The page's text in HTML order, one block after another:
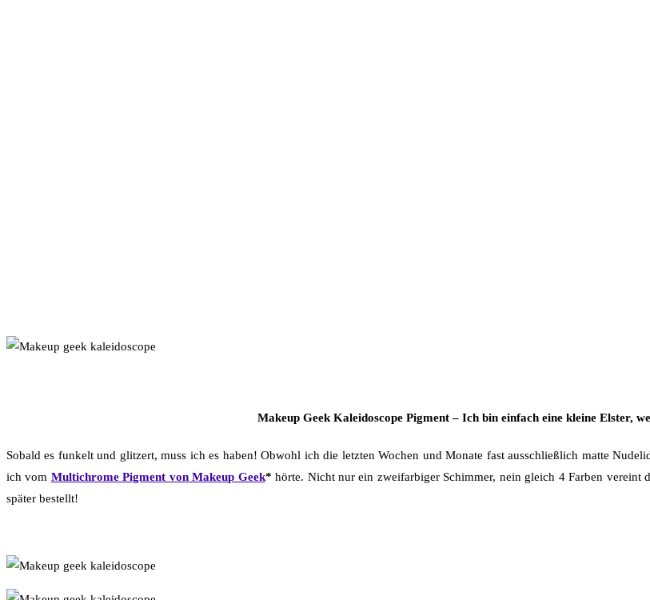
Makeup Geek Kaleidoscope Pigment – Ich bin einfach eine kleine Elster,
Sobald es funkelt und glitzert, muss ich es haben! Obwohl ich die letzten Wochen und Monate fast ausschließlich matte
ich vom Multichrome Pigment von Makeup Geek* hörte. Nicht nur ein zweifarbiger Schimmer, nein gleich 4 Farben
später bestellt!